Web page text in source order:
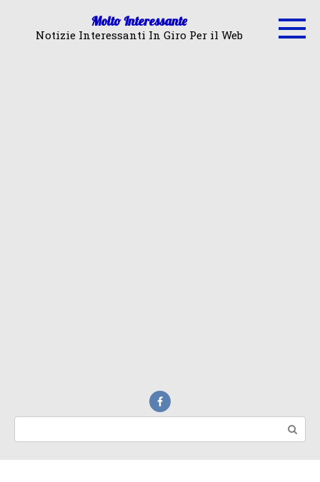
Molto Interessante
Notizie Interessanti In Giro Per il Web